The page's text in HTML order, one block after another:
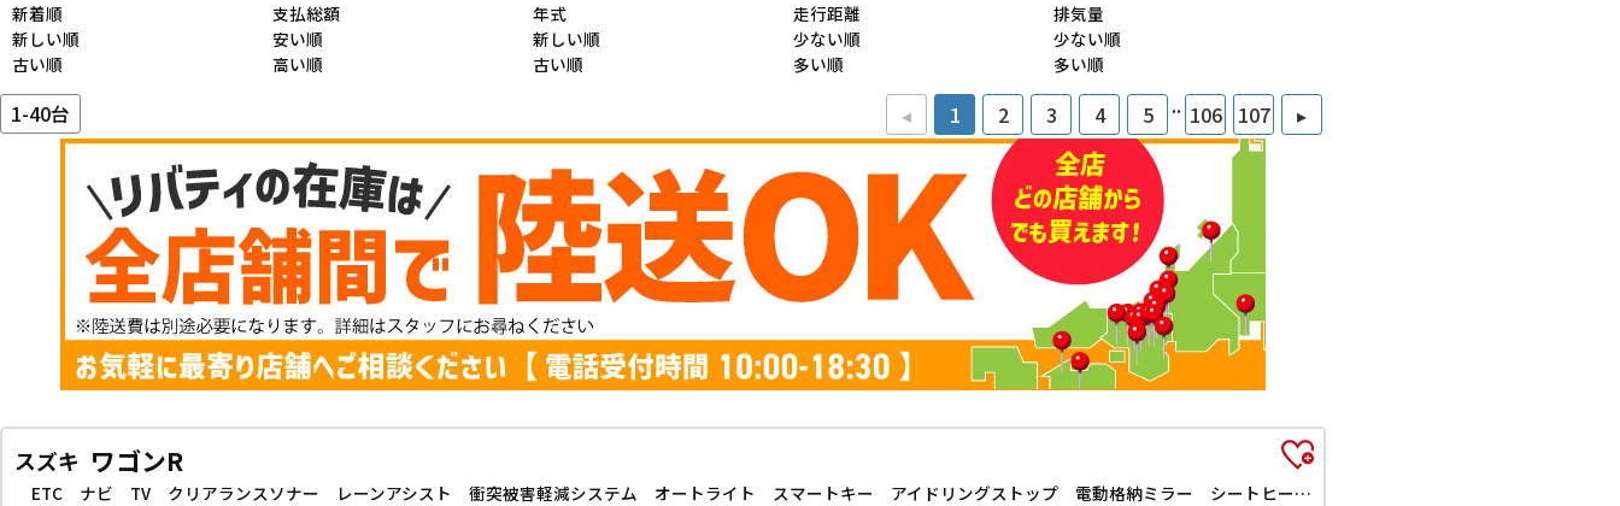
新着順
新しい順
古い順
支払総額
安い順
高い順
年式
新しい順
古い順
走行距離
少ない順
多い順
排気量
少ない順
多い順
1-40台 ◂ 1 2 3 4 5 .. 106 107 ▸
スズキ ワゴンR
ETC ナビ TV クリアランスソナー レーンアシスト 衝突被害軽減システム オートライト スマートキー アイドリングストップ 電動格納ミラー シートヒーター ベンチシート CVT ESC CD